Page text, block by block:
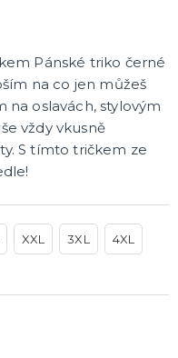
Pánské triko černé
na co jen můžeš
oslavách, stylovým
vždy vkusně
S tímto tričkem ze
XXL 3XL 4XL